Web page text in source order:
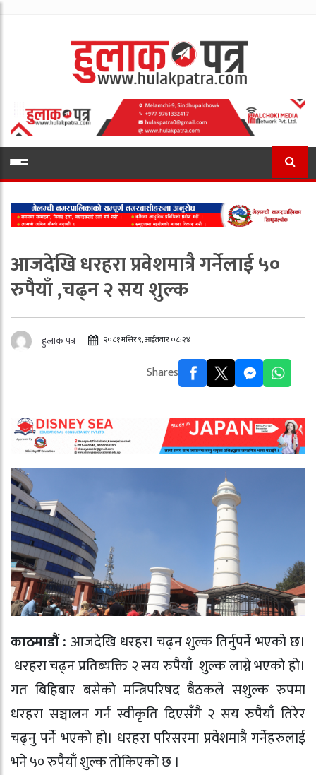
आजदेखि धरहरा प्रवेशमात्रै गर्नेलाई ५०
रुपैयाँ ,चढ्न २ सय शुल्क
हुलाक पत्र २०८१ मंसिर ९, आईतवार ०८:२४
Shares
काठमाडौं : आजदेखि धरहरा चढ्न शुल्क तिर्नुपर्ने भएको छ।
धरहरा चढ्न प्रतिब्यक्ति २ सय रुपैयाँ शुल्क लाग्ने भएको हो।
गत बिहिबार बसेको मन्त्रिपरिषद बैठकले सशुल्क रुपमा
धरहरा सञ्चालन गर्न स्वीकृति दिएसँगै २ सय रुपैयाँ तिरेर
चढ्नु पर्ने भएको हो। धरहरा परिसरमा प्रवेशमात्रै गर्नेहरुलाई
भने ५० रुपैयाँ शुल्क तोकिएको छ ।